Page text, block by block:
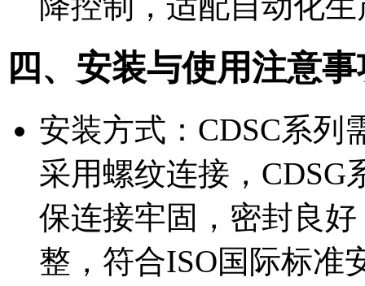
四、安装与使用注意
安装方式：CDSC系列
采用螺纹连接，CDSG
保连接牢固，密封良
整，符合ISO国际标准